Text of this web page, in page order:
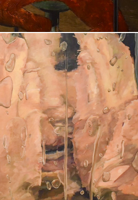
繁昌　絵美